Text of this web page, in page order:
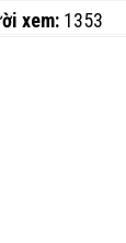
xem: 1353